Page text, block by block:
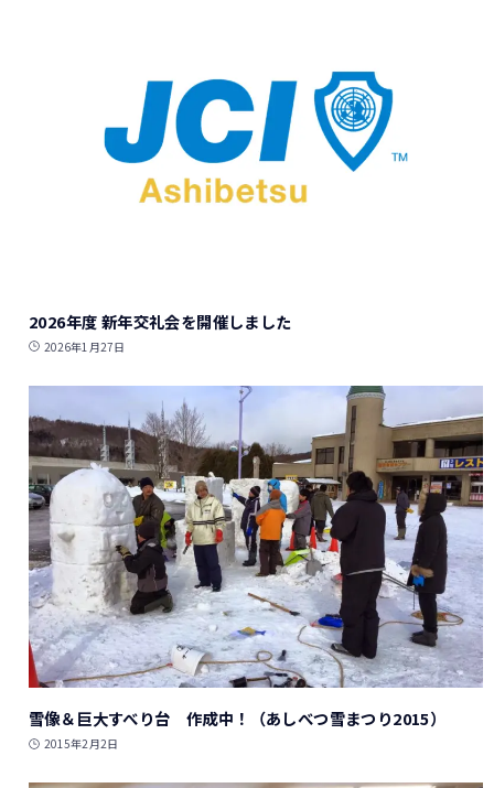
2026年度 新年交礼会を開催しました
2026年1月27日
雪像＆巨大すべり台 作成中！（あしべつ雪まつり2015）
2015年2月2日